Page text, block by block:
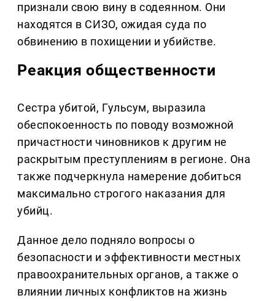
признали свою вину в содеянном. Они
находятся в СИЗО, ожидая суда по
обвинению в похищении и убийстве.
Реакция общественности
Сестра убитой, Гульсум, выразила
обеспокоенность по поводу возможной
причастности чиновников к другим не
раскрытым преступлениям в регионе. Она
также подчеркнула намерение добиться
максимально строгого наказания для
убийц.
Данное дело подняло вопросы о
безопасности и эффективности местных
правоохранительных органов, а также о
влиянии личных конфликтов на жизнь